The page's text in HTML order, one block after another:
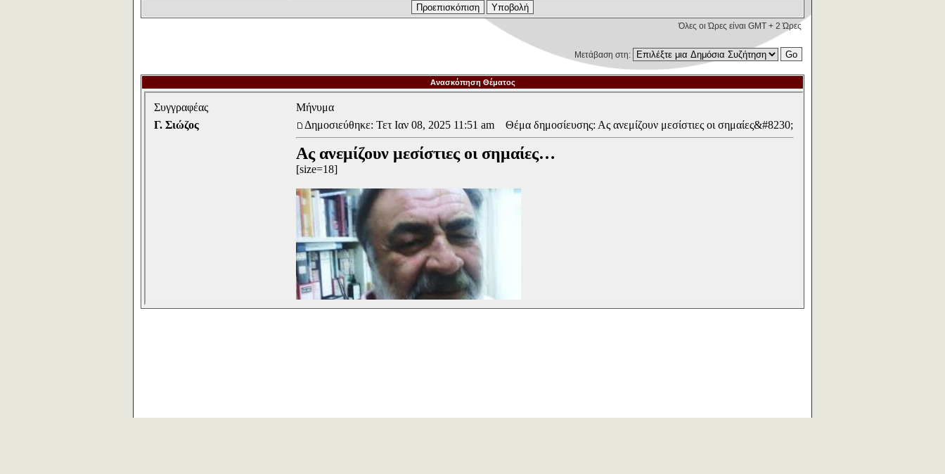
Όλες οι Ώρες είναι GMT + 2 Ώρες
Μετάβαση στη:
Ανασκόπηση Θέματος